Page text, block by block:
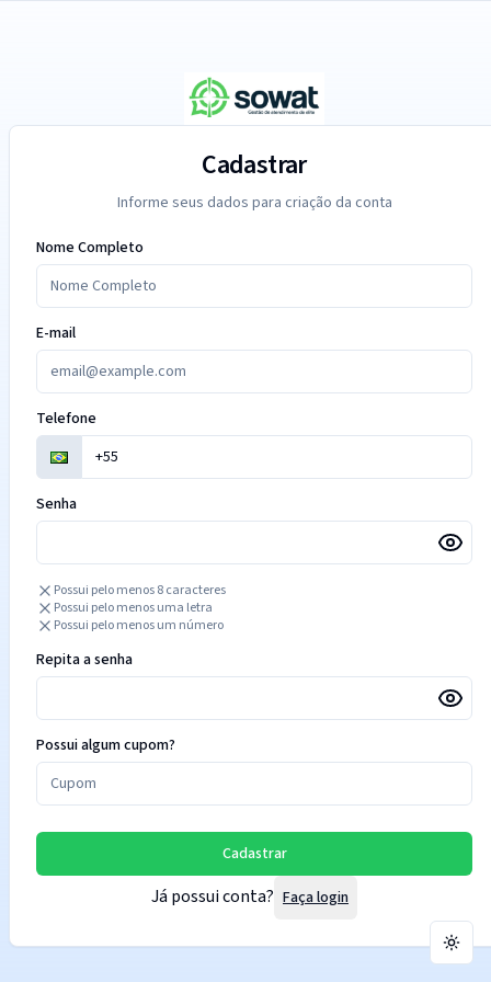
Cadastrar
Informe seus dados para criação da conta
Nome Completo
E-mail
Telefone
Senha
Possui pelo menos 8 caracteres
Possui pelo menos uma letra
Possui pelo menos um número
Repita a senha
Possui algum cupom?
Cadastrar
Já possui conta? Faça login